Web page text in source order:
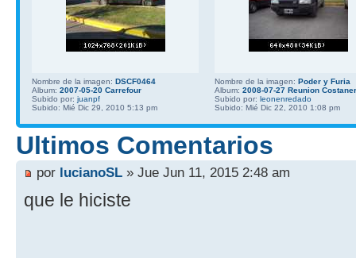
Nombre de la imagen: DSCF0464
Album: 2007-05-20 Carrefour
Subido por: juanpf
Subido: Mié Dic 29, 2010 5:13 pm
Nombre de la imagen: Poder y Furia
Album: 2008-07-27 Reunion
Subido por: leonenredado
Subido: Mié Dic 22, 2010 1:08 pm
Ultimos Comentarios
por lucianoSL » Jue Jun 11, 2015 2:48 am
que le hiciste